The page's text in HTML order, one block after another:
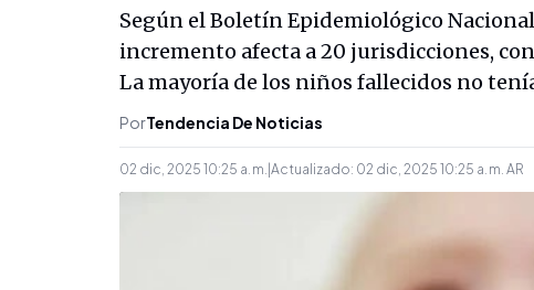
Según el Boletín Epidemiológico
incremento afecta a 20 jurisdicciones,
La mayoría de los niños fallecidos no
PorTendencia De Noticias
02 dic, 2025 10:25 a. m. Actualizado: 02 dic, 2025 10:25 a. m. AR